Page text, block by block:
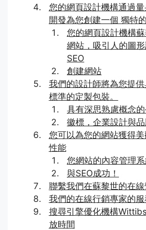
您的網頁設計機構通過
開發為您創建一個 獨特
您的網頁設計機構
網站，吸引人的圖
SEO
創建網站
我們的設計師將為您提
標準的定製包裝。
具有深思熟慮概念
徽標，企業設計與
您可以為您的網站獲得
性能
您網站的內容管理
與SEO成功！
聯繫我們在蘇黎世的在
我們的在線行銷專家的
搜尋引擎優化機構
放時間